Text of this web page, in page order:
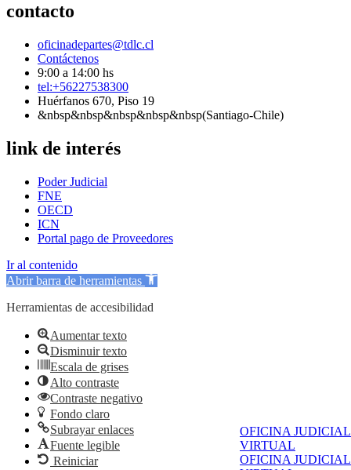
OFICINA JUDICIAL
VIRTUAL
OFICINA JUDICIAL
contacto
oficinadepartes@tdlc.cl
Contáctenos
9:00 a 14:00 hs
tel:+56227538300
Huérfanos 670, Piso 19
&nbsp&nbsp&nbsp&nbsp&nbsp(Santiago-Chile)
link de interés
Poder Judicial
FNE
OECD
ICN
Portal pago de Proveedores
Ir al contenido
Abrir barra de herramientas
Herramientas de accesibilidad
Aumentar texto
Disminuir texto
Escala de grises
Alto contraste
Contraste negativo
Fondo claro
Subrayar enlaces
Fuente legible
Reiniciar